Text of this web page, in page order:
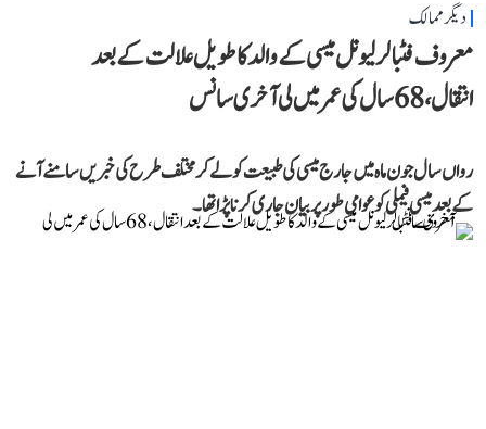
دیگر ممالک
معروف فٹبالر لیونل میسی کے والد کا طویل علالت کے بعد
انتقال، 68 سال کی عمر میں لی آخری سانس
رواں سال جون ماہ میں جارج میسی کی طبیعت کو لے کر مختلف طرح کی خبریں سامنے آنے
کے بعد میسی فیملی کو عوامی طور پر بیان جاری کرنا پڑا تھا۔